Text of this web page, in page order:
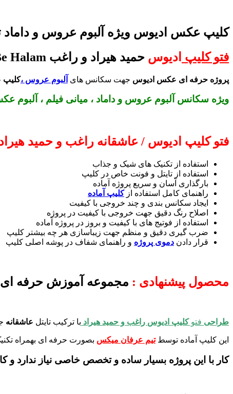
کلیپ عکس ادیوس ویژه آلبوم عروس و داماد
فتو کلیپ ادیوس حمید هیراد و راغب Hamid Hiraad Ft Ragheb-Khosh Be Halam
پروژه حرفه ای عکس ادیوس جهت سکانس های آلبوم عروس ،کلیپ
ویژه سکانس آلبوم عروس و داماد ، میانی فیلم ،
فتو کلیپ ادیوس / عاشقانه راغب و حمید
استفاده از تکنیک های شیک و جذاب
استفاده از تایتل و فونت خاص در کلیپ
بارگذاری آسان و سریع پروژه آماده
راهنمای کامل استفاده ازکلیپ آماده
ایجاد سکانس بندی و چند خروجی با کیفیت
اصلاح رنگ دقیق جهت خروجی با کیفیت در پروژه
استفاده از فوتیج های با کیفیت و بروز در پروژه آماده
ضرب گیری دقیق و منظم جهت زیباسازی هر چه بیشتر کلیپ
قرار دادن دموی پروژه و راهنمای شفاف در پوشه اصلی کلیپ
محصول پیشنهادی : مجموعه آموزش حرفه
طراحی فتوکلیپ ادیوس راغب و حمید هیراد با ترکیب تایتل عاشقانه
این کلیپ آماده توسطتیم عرفان میکس بصورت حرفه ای بهمراه
کار با این پروژه بسیار ساده و تخصص خاصی نیاز ندارد و